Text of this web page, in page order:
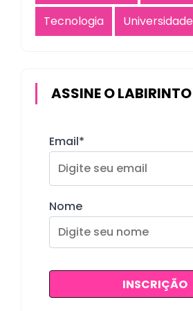
Tecnologia
Universidade
ASSINE O LABIRINTO
Email*
Nome